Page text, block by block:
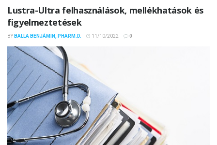
Lustra-Ultra felhasználások, mellékhatások és
figyelmeztetések
BY BALLA BENJÁMIN, PHARM.D. 11/10/2022 0